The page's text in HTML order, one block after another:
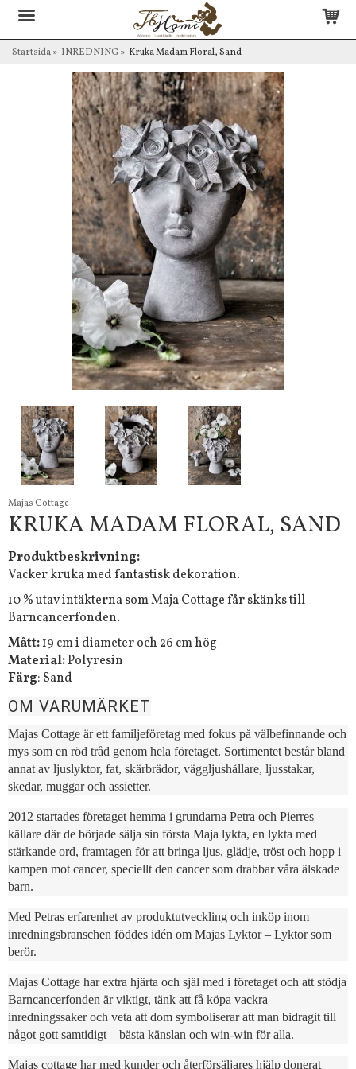
Startsida» INREDNING» Kruka Madam Floral, Sand
Majas Cottage
KRUKA MADAM FLORAL, SAND
Produktbeskrivning:
Vacker kruka med fantastisk dekoration.
10 % utav intäkterna som Maja Cottage får skänks till
Barncancerfonden.
Mått:19 cm i diameter och 26 cm hög
Material:Polyresin
Färg: Sand
OM VARUMÄRKET
Majas Cottage är ett familjeföretag med fokus på välbefinnande och
mys som en röd tråd genom hela företaget. Sortimentet består bland
annat av ljuslyktor, fat, skärbrädor, väggljushållare, ljusstakar,
skedar, muggar och assietter.
2012 startades företaget hemma i grundarna Petra och Pierres
källare där de började sälja sin första Maja lykta, en lykta med
stärkande ord, framtagen för att bringa ljus, glädje, tröst och hopp i
kampen mot cancer, speciellt den cancer som drabbar våra älskade
barn.
Med Petras erfarenhet av produktutveckling och inköp inom
inredningsbranschen föddes idén om Majas Lyktor – Lyktor som
berör.
Majas Cottage har extra hjärta och själ med i företaget och att stödja
Barncancerfonden är viktigt, tänk att få köpa vackra
inredningssaker och veta att dom symboliserar att man bidragit till
något gott samtidigt – bästa känslan och win-win för alla.
Majas cottage har med kunder och återförsäljares hjälp donerat